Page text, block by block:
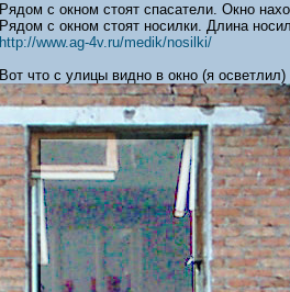
Рядом с окном стоят спасатели. Окно
Рядом с окном стоят носилки. Длина
http://www.ag-4v.ru/medik/nosilki/
Вот что с улицы видно в окно (я осветлил)